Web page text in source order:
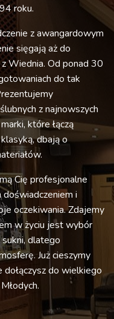
roku.
z awangardowym
sięgają aż do
Wiednia. Od ponad 30
do tak
z najnowszych
które łączą
dbają o
Cię profesjonalne
i
oczekiwania. Zdajemy
w życiu jest wybór
dlatego
Już cieszymy
do wielkiego